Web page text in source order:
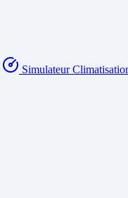
Simulateur